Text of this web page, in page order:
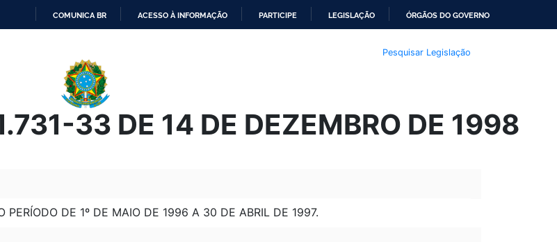
O
CONTEÚDO
COMUNICA BR ACESSO À INFORMAÇÃO PARTICIPE LEGISLAÇÃO ÓRGÃOS DO GOVERNO
Pesquisar Legislação
33 DE 14 DE DEZEMBRO DE 1998
PERÍODO DE 1º DE MAIO DE 1996 A 30 DE ABRIL DE 1997.